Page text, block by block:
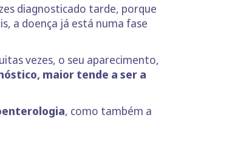
diagnosticado tarde, porque
a doença já está numa fase
vezes, o seu aparecimento,
maior tende a ser a
, como também a